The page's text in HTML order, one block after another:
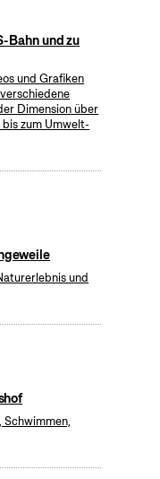
Bahn und zu
und Grafiken
Dimension über
zum Umwelt-
und
Schwimmen,